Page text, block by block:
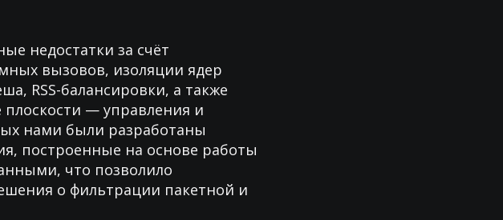
недостатки за счёт
вызовов, изоляции ядер
RSS-балансировки, а также
— управления и
нами были разработаны
построенные на основе работы
что позволило
о фильтрации пакетной и